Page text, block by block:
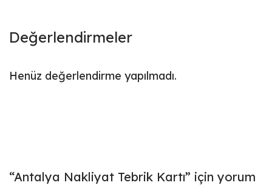
Değerlendirmeler
Henüz değerlendirme yapılmadı.
“Antalya Nakliyat Tebrik Kartı” için yorum